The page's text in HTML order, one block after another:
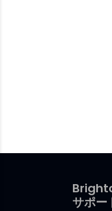
サポー